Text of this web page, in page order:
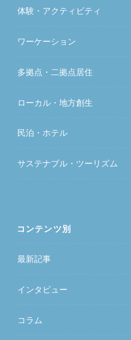
体験・アクティビティ
ワーケーション
多拠点・二拠点居住
ローカル・地方創生
民泊・ホテル
サステナブル・ツーリズム
コンテンツ別
最新記事
インタビュー
コラム